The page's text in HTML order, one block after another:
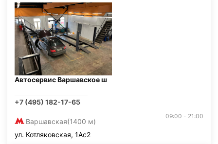
Автосервис Варшавское ш
+7 (495) 182-17-65
Варшавская(1400 м)
09:00 - 21:00
ул. Котляковская, 1Ас2